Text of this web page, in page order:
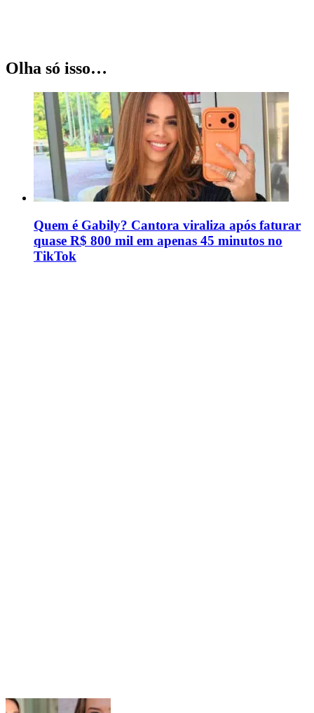
Olha só isso…
Quem é Gabily? Cantora viraliza após faturar
quase R$ 800 mil em apenas 45 minutos no
TikTok